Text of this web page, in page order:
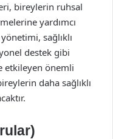
bireylerin ruhsal
yardımcı
sağlıklı
destek gibi
etkileyen önemli
daha sağlıklı